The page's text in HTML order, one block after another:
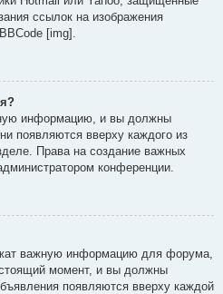
ссылок на изображения
[img].
информацию, и вы должны
появляются вверху каждого из
Права на создание важных
конференции.
важную информацию для форума,
момент, и вы должны
появляются вверху каждой